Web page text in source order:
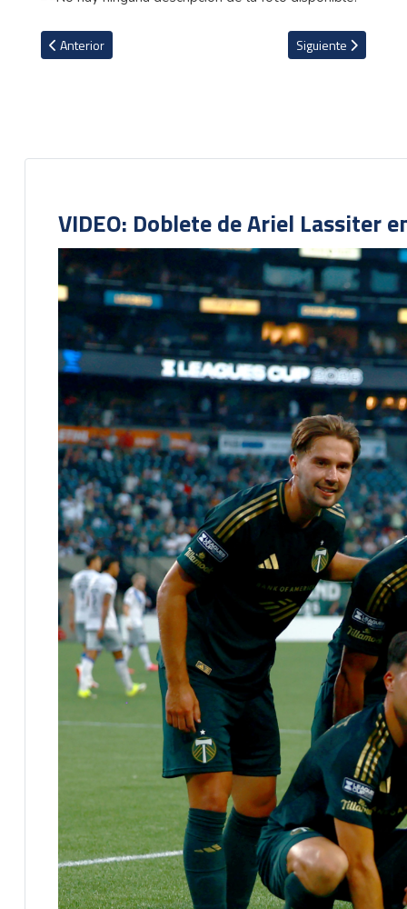
Artículo anterior: Otro cubano llega al fútbol nacional de la mano
Anterior Artículo siguiente:
Siguiente
VIDEO: Doblete de Ariel Lassiter